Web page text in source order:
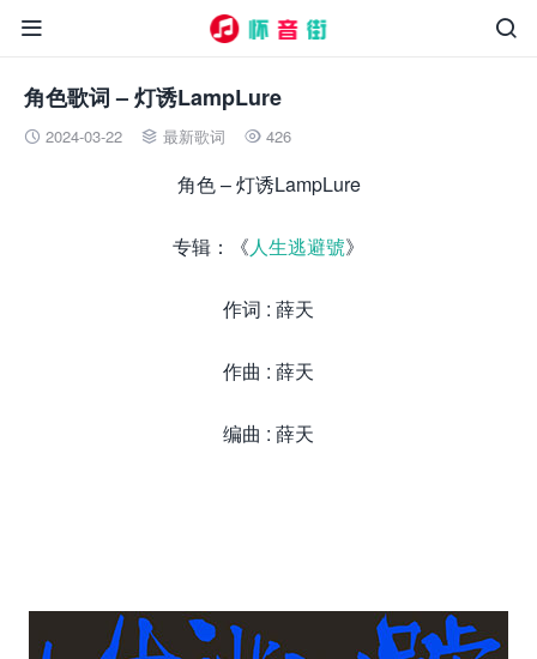


角色歌词 – 灯诱LampLure
 2024-03-22  最新歌词  426
角色 – 灯诱LampLure
专辑：《人生逃避號》
作词 : 薛天
作曲 : 薛天
编曲 : 薛天